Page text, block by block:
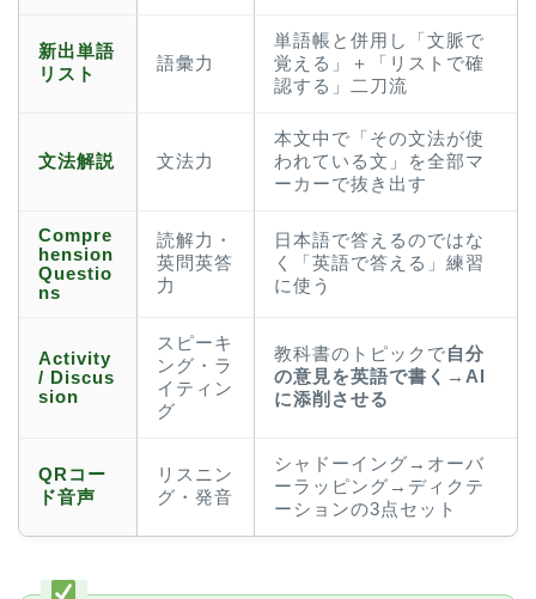
新出単語
リスト
語彙力
単語帳と併用し「文脈で
覚える」＋「リストで確
認する」二刀流
文法解説 文法力
本文中で「その文法が使
われている文」を全部マ
ーカーで抜き出す
Compre
hension
Questio
ns
読解力・
英問英答
力
日本語で答えるのではな
く「英語で答える」練習
に使う
Activity
/ Discus
sion
スピーキ
ング・ラ
イティン
グ
教科書のトピックで自分
の意見を英語で書く→AI
に添削させる
QRコー
ド音声
リスニン
グ・発音
シャドーイング→オーバ
ーラッピング→ディクテ
ーションの3点セット